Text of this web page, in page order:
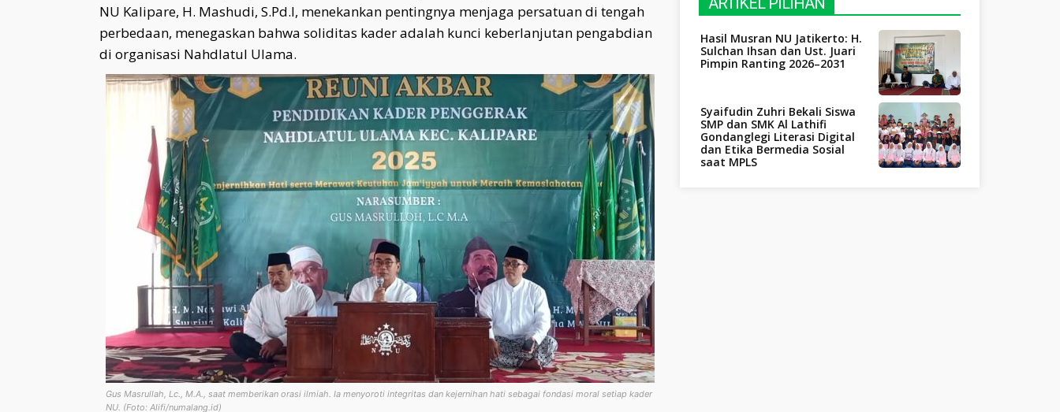
NU Kalipare, H. Mashudi, S.Pd.I, menekankan pentingnya menjaga persatuan di tengah
perbedaan, menegaskan bahwa soliditas kader adalah kunci keberlanjutan pengabdian
di organisasi Nahdlatul Ulama.
Gus Masrullah, Lc., M.A., saat memberikan orasi ilmiah. Ia menyoroti integritas dan kejernihan hati sebagai fondasi moral setiap kader
NU. (Foto: Alifi/numalang.id)
Hasil Musran NU Jatikerto: H.
Sulchan Ihsan dan Ust. Juari
Pimpin Ranting 2026–2031
Syaifudin Zuhri Bekali Siswa
SMP dan SMK Al Lathifi
Gondanglegi Literasi Digital
dan Etika Bermedia Sosial
saat MPLS